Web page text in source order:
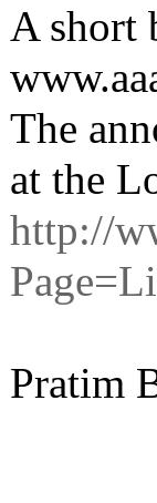
A short
The
at the
http://
Pratim